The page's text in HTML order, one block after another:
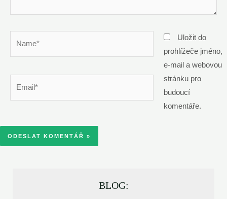
Uložit do
prohlížeče jméno,
e-mail a webovou
stránku pro
budoucí
komentáře.
BLOG: